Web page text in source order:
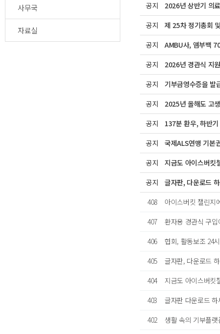
사무국
자료실
공지
2026년 상반기 의
공지
제 25차 정기총회
공지
AMBU사, 앰부백
공지
2026년 경관식 지
공지
기부금영수증을 발
공지
2025년 올해도 고
공지
137분 환우, 하반
공지
국제ALS연맹 기본
공지
지금도 아이스버킷
공지
글자판, 다운로드
408
아이스버킷 챌린지
407
환자용 경관식 구
406
협회, 활동보조 24
405
글자판, 다운로드
404
지금도 아이스버킷
403
글자판 다운로드
402
생활 속의 기부플